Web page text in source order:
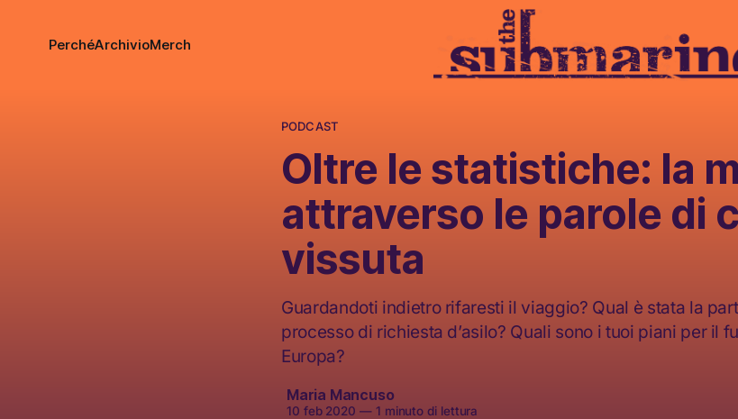
PerchéArchivioMerch
PODCAST
Oltre le statistiche: la
attraverso le parole di
vissuta
Guardandoti indietro rifaresti il viaggio? Qual è stata la
processo di richiesta d’asilo? Quali sono i tuoi piani per il
Europa?
Maria Mancuso
10 feb 2020 —1 minuto di lettura